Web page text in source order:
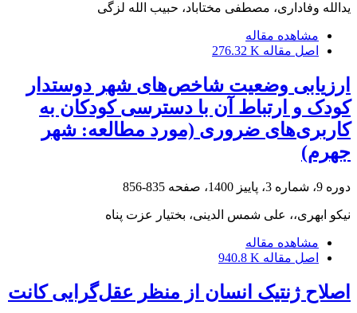
یدالله وفاداری، مصطفی مختاباد، حبیب الله لزگی
مشاهده مقاله
اصل مقاله 276.32 K
ارزیابی وضعیت شاخص‌های شهر دوستدار
کودک و ارتباط آن با دسترسی کودکان به
کاربری‌های ضروری (مورد مطالعه: شهر
جهرم)
دوره 9، شماره 3، پاییز 1400، صفحه 835-856
نیکو ابهری،، علی شمس الدینی، بختیار عزت پناه
مشاهده مقاله
اصل مقاله 940.8 K
اصلاح ژنتیک انسان از منظر عقل‌گرایی کانت